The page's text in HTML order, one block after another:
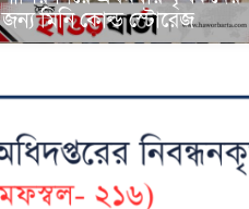
জন্য মিনি কোল্ড স্টোরেজ